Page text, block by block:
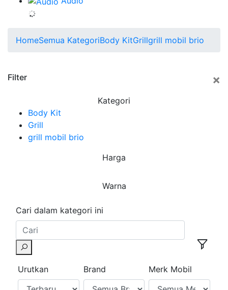
HomeSemua KategoriBody KitGrillgrill mobil brio
Filter ×
Kategori
Body Kit
Grill
grill mobil brio
Harga
Warna
Cari dalam kategori ini
Urutkan Brand Merk Mobil